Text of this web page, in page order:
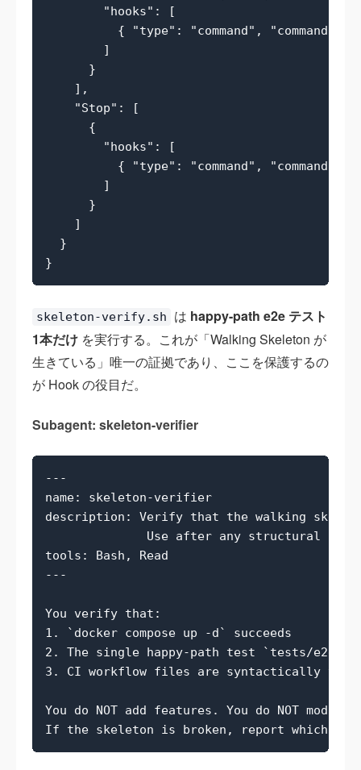
        "hooks": [
{ "type": "command", "command":
        ]
      }
    ],
    "Stop": [
      {
        "hooks": [
{ "type": "command", "command":
        ]
      }
    ]
  }
skeleton-verify.sh は happy-path e2e テスト
1本だけ を実行する。これが「Walking Skeleton が
生きている」唯一の証拠であり、ここを保護するの
が Hook の役目だ。
Subagent: skeleton-verifier
---
name: skeleton-verifier
description: Verify that the walking
Use after any structural
tools: Bash, Read
---
You verify that:
1. `docker compose up -d` succeeds
2. The single happy-path test `tests/e2e/
3. CI workflow files are syntactically
You do NOT add features. You do NOT